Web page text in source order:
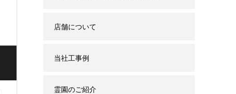
店舗について
当社工事例
霊園のご紹介